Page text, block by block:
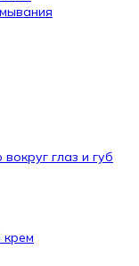
глаз и губ
крем